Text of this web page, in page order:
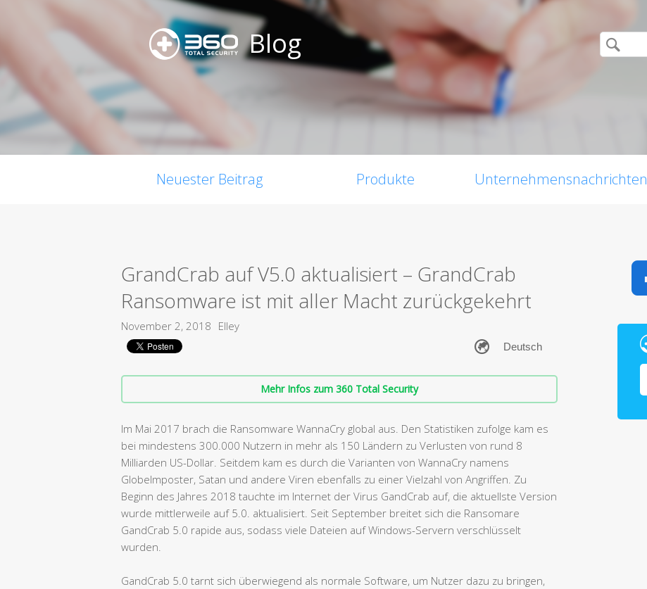
Blog
Neuester Beitrag Produkte Unternehmensnachrichten
GrandCrab auf V5.0 aktualisiert – GrandCrab
Ransomware ist mit aller Macht zurückgekehrt
November 2, 2018 Elley
Mehr Infos zum 360 Total Security
Im Mai 2017 brach die Ransomware WannaCry global aus. Den Statistiken zufolge kam es
bei mindestens 300.000 Nutzern in mehr als 150 Ländern zu Verlusten von rund 8
Milliarden US-Dollar. Seitdem kam es durch die Varianten von WannaCry namens
GlobeImposter, Satan und andere Viren ebenfalls zu einer Vielzahl von Angriffen. Zu
Beginn des Jahres 2018 tauchte im Internet der Virus GandCrab auf, die aktuellste Version
wurde mittlerweile auf 5.0. aktualisiert. Seit September breitet sich die Ransomare
GandCrab 5.0 rapide aus, sodass viele Dateien auf Windows-Servern verschlüsselt
wurden.
GandCrab 5.0 tarnt sich überwiegend als normale Software, um Nutzer dazu zu bringen,